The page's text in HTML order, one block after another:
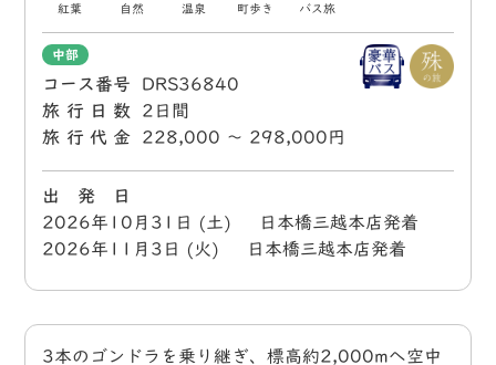
紅葉 自然 温泉 町歩き バス旅
中部
コース番号
DRS36840
旅行日数
2日間
旅行代金
228,000 〜 298,000円
出 発 日
2026年10月31日 (土) 日本橋三越本店発着
2026年11月3日 (火) 日本橋三越本店発着
3本のゴンドラを乗り継ぎ、標高約2,000mへ空中